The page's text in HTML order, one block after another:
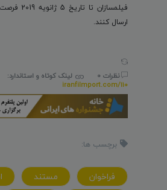
فیلمسازان
ارسال کنند.
نظرات 0
لینک کوتاه و استاندارد:
iranfilmport.com/110
برچسب ها:
فراخوان مستند